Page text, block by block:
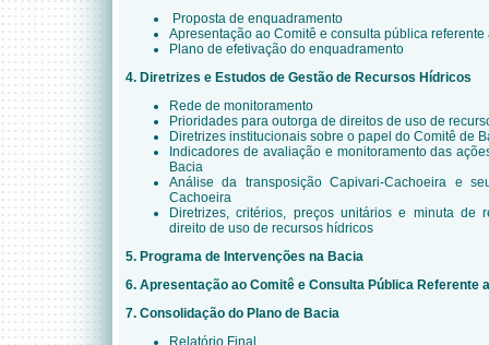
Proposta de enquadramento
Apresentação ao Comitê e consulta pública
Plano de efetivação do enquadramento
4. Diretrizes e Estudos de Gestão de Recursos Hídricos
Rede de monitoramento
Prioridades para outorga de direitos de uso de
Diretrizes institucionais sobre o papel do Comitê de
Indicadores de avaliação e monitoramento das
Bacia
Análise da transposição Capivari-Cachoeira e
Cachoeira
Diretrizes, critérios, preços unitários e minuta de
direito de uso de recursos hídricos
5. Programa de Intervenções na Bacia
6. Apresentação ao Comitê e Consulta Pública Referente
7. Consolidação do Plano de Bacia
Relatório Final